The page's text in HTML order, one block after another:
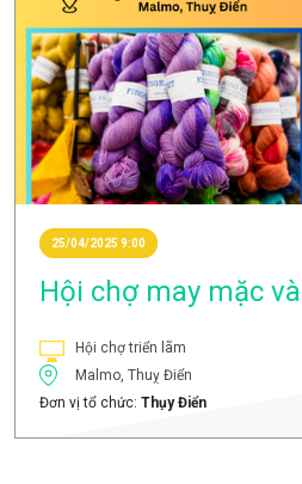
25/04/2025 9:00
Hội chợ may mặc
Hội chợ triển lãm
Malmo, Thuỵ Điển
Đơn vị tổ chức: Thụy Điển